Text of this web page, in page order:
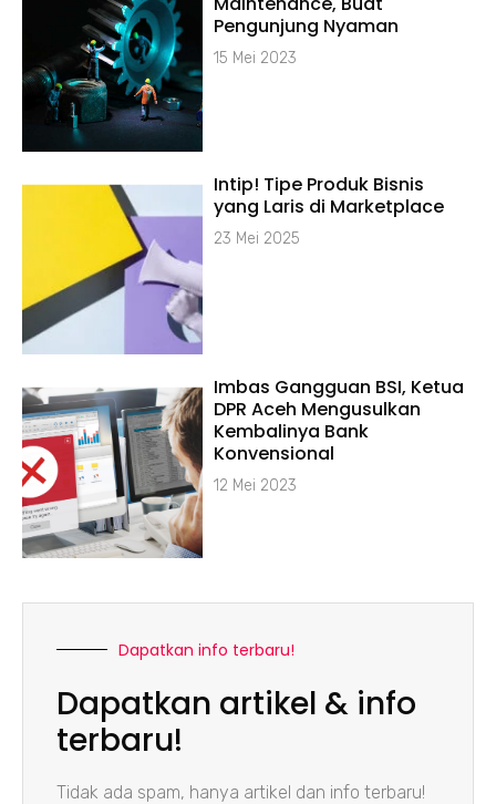
Pengunjung Nyaman
15 Mei 2023
Intip! Tipe Produk Bisnis
yang Laris di Marketplace
23 Mei 2025
Imbas Gangguan BSI, Ketua
DPR Aceh Mengusulkan
Kembalinya Bank
Konvensional
12 Mei 2023
Dapatkan info terbaru!
Dapatkan artikel & info
terbaru!
Tidak ada spam, hanya artikel dan info terbaru!